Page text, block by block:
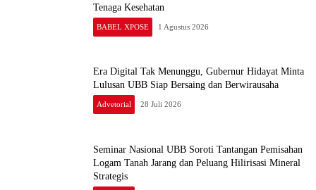
Tenaga Kesehatan
BABEL XPOSE 1 Agustus 2026
Era Digital Tak Menunggu, Gubernur Hidayat Minta
Lulusan UBB Siap Bersaing dan Berwirausaha
Advetorial 28 Juli 2026
Seminar Nasional UBB Soroti Tantangan Pemisahan
Logam Tanah Jarang dan Peluang Hilirisasi Mineral
Strategis